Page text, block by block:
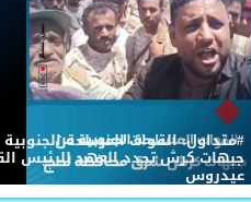
#متداول: القوات المسلحة
جبهات كرش تجدد العهد للرئيس
عيدروس